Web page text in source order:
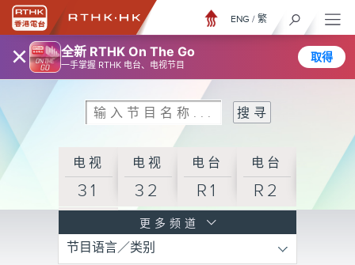
× 全新 RTHK On The Go
一手掌握 RTHK 电台、电视节目
取得
ENG / 繁
电视
31
电视
32
电台
R1
电台
R2
R3
更多频道
节目语言／类别